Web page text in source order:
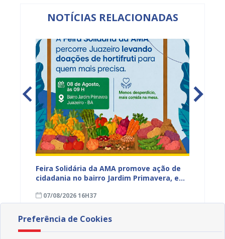
NOTÍCIAS RELACIONADAS
Feira Solidária da AMA promove ação de
cidadania no bairro Jardim Primavera, em
07/08/2026 16H37
Preferência de Cookies